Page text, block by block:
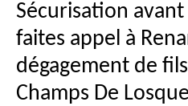
Sécurisation avant
faites appel à
dégagement de
Champs De Losque